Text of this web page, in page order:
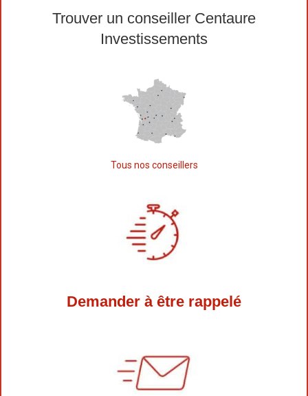
Trouver un conseiller Centaure
Investissements
Tous nos conseillers
Demander à être rappelé